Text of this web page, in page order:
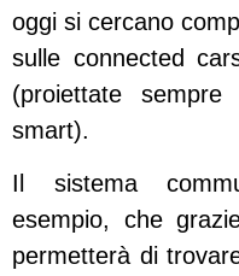
oggi si cercano
sulle connected
(proiettate
smart).
Il sistema
esempio, che
permetterà di